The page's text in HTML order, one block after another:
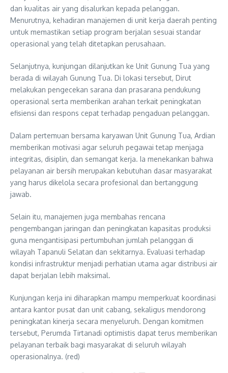
dan kualitas air yang disalurkan kepada pelanggan.
Menurutnya, kehadiran manajemen di unit kerja daerah penting
untuk memastikan setiap program berjalan sesuai standar
operasional yang telah ditetapkan perusahaan.
Selanjutnya, kunjungan dilanjutkan ke Unit Gunung Tua yang
berada di wilayah Gunung Tua. Di lokasi tersebut, Dirut
melakukan pengecekan sarana dan prasarana pendukung
operasional serta memberikan arahan terkait peningkatan
efisiensi dan respons cepat terhadap pengaduan pelanggan.
Dalam pertemuan bersama karyawan Unit Gunung Tua, Ardian
memberikan motivasi agar seluruh pegawai tetap menjaga
integritas, disiplin, dan semangat kerja. Ia menekankan bahwa
pelayanan air bersih merupakan kebutuhan dasar masyarakat
yang harus dikelola secara profesional dan bertanggung
jawab.
Selain itu, manajemen juga membahas rencana
pengembangan jaringan dan peningkatan kapasitas produksi
guna mengantisipasi pertumbuhan jumlah pelanggan di
wilayah Tapanuli Selatan dan sekitarnya. Evaluasi terhadap
kondisi infrastruktur menjadi perhatian utama agar distribusi air
dapat berjalan lebih maksimal.
Kunjungan kerja ini diharapkan mampu memperkuat koordinasi
antara kantor pusat dan unit cabang, sekaligus mendorong
peningkatan kinerja secara menyeluruh. Dengan komitmen
tersebut, Perumda Tirtanadi optimistis dapat terus memberikan
pelayanan terbaik bagi masyarakat di seluruh wilayah
operasionalnya. (red)